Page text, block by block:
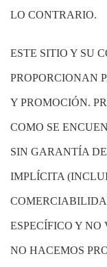
LO CONTRARIO.
ESTE SITIO Y SU
PROPORCIONAN
Y PROMOCIÓN.
COMO SE
SIN GARANTÍA
IMPLÍCITA
ESPECÍFICO Y
NO HACEMOS